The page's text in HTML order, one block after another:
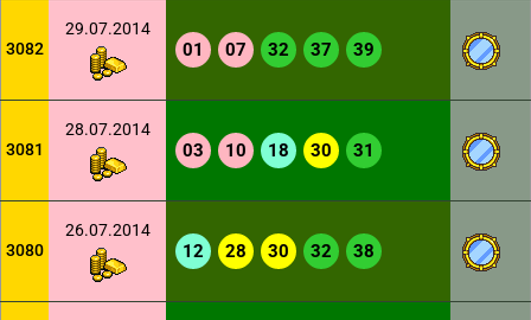
3082
29.07.2014
01 07 32 37 39
3081
28.07.2014
03 10 18 30 31
3080
26.07.2014
12 28 30 32 38